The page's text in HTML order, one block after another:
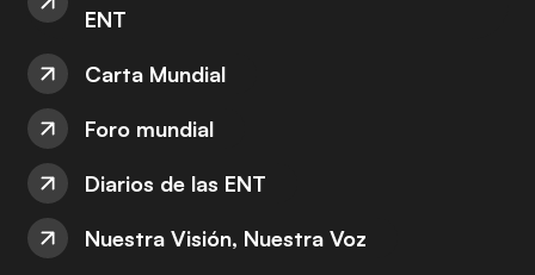
ENT
Carta Mundial
Foro mundial
Diarios de las ENT
Nuestra Visión, Nuestra Voz